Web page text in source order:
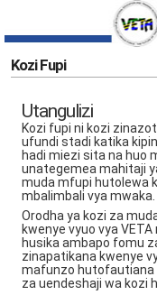
Kozi Fupi
Utangulizi
Kozi fupi ni kozi
ufundi stadi katika
hadi miezi sita na huo
unategemea mahitaji
muda mfupi hutolewa
mbalimbali vya mwaka.
Orodha ya kozi za
kwenye vyuo vya
husika ambapo fomu
zinapatikana kwenye
mafunzo hutofautiana
za uendeshaji wa kozi